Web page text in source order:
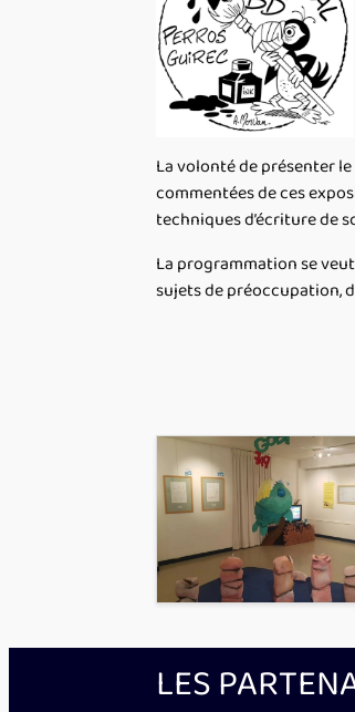
La volonté de présenter
commentées de ces
techniques d’écriture de
La programmation se
sujets de préoccupation,
LES